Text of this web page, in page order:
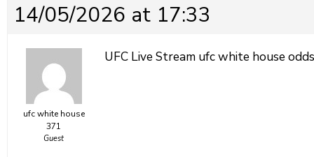
14/05/2026 at 17:33
ufc white house
371
Guest
UFC Live Stream ufc white house odds